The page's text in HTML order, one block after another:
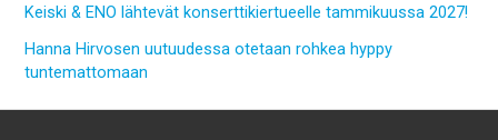
Keiski & ENO lähtevät konserttikiertueelle tammikuussa 2027!
Hanna Hirvosen uutuudessa otetaan rohkea hyppy
tuntemattomaan